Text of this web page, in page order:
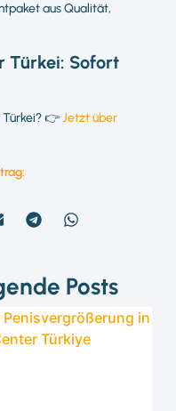
aus Qualität,
Türkei: Sofort
👉Jetzt über
Posts